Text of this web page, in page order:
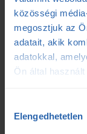
közösségi
megosztjuk az
adatait, akik
adatokkal,
Ön által
kiválasztása
Elengedhetetlen
Ultrabalaton 2025:
Címkék